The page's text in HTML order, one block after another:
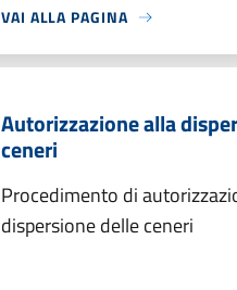
VAI ALLA PAGINA
Autorizzazione alla
ceneri
Procedimento di
dispersione delle ceneri